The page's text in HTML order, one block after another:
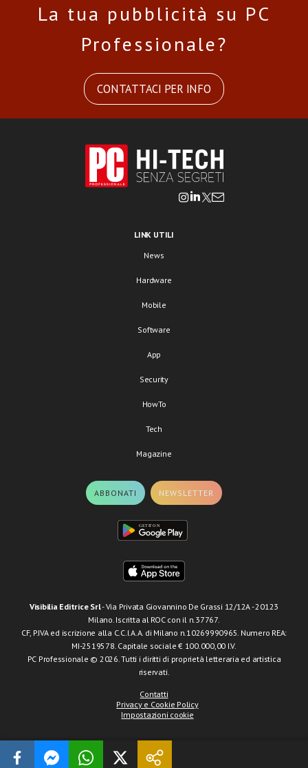
La tua pubblicità su PC
Professionale?
CONTATTACI PER INFO
LINK UTILI
News
Hardware
Mobile
Software
App
Security
HowTo
Tech
Magazine
ABBONATI NEWSLETTER
Visibilia Editrice Srl- Via Privata Giovannino De Grassi 12/12A - 20123
Milano. Iscritta al ROC con il n.37767.
CF, P.IVA ed iscrizione alla C.C.I.A.A. di Milano n.10269990965. Numero REA:
MI-2519578. Capitale sociale € 100.000,00 I.V.
PC Professionale © 2026. Tutti i diritti di proprietà letteraria ed artistica
riservati.
Contatti
Privacy e Cookie Policy
Impostazioni cookie